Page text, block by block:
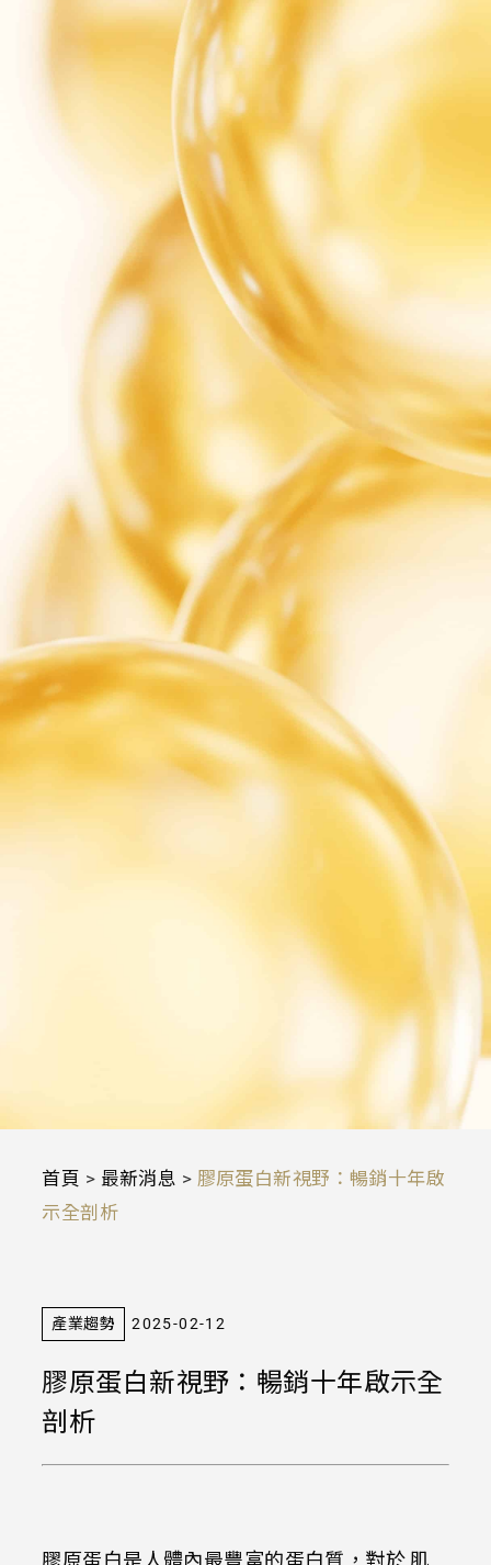
首頁 > 最新消息 > 膠原蛋白新視野：暢銷十年啟
示全剖析
產業趨勢 2025-02-12
膠原蛋白新視野：暢銷十年啟示全
剖析
膠原蛋白是人體內最豐富的蛋白質，對於 肌